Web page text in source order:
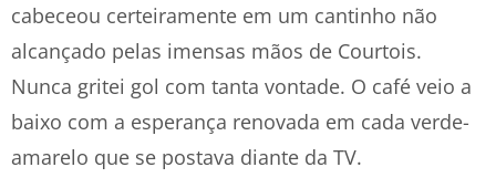
cabeceou certeiramente em um cantinho não
alcançado pelas imensas mãos de Courtois.
Nunca gritei gol com tanta vontade. O café veio a
baixo com a esperança renovada em cada verde-
amarelo que se postava diante da TV.